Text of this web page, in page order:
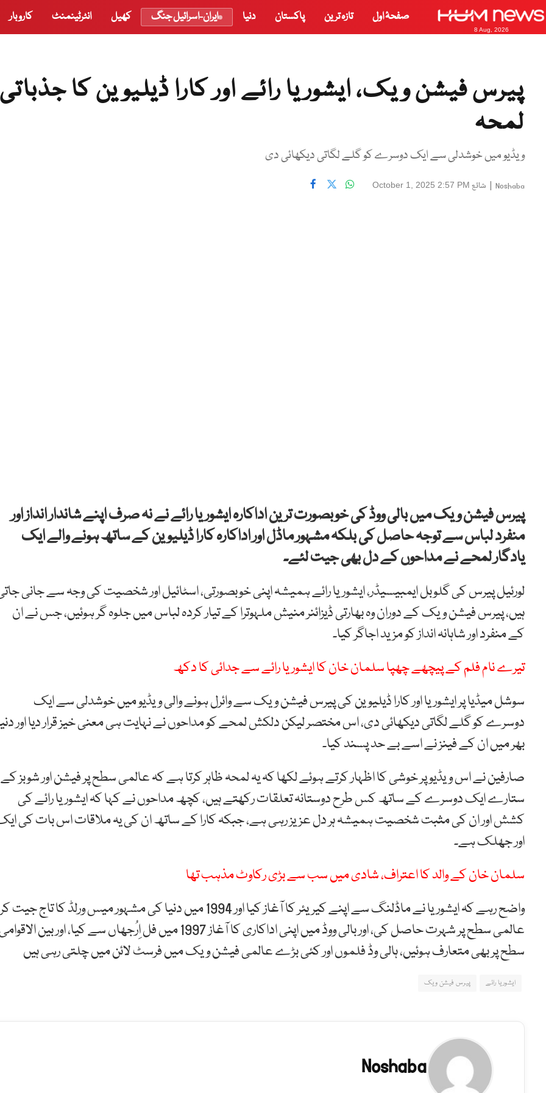
8 Aug, 2026
صفحۂ اول تازہ ترین پاکستان دنیا ایران-اسرائیل جنگ کھیل انٹرٹینمنٹ کاروبار
پیرس فیشن ویک، ایشوریا رائے اور کارا ڈیلیوین کا جذباتی
لمحہ
ویڈیو میں خوشدلی سے ایک دوسرے کو گلے لگاتی دیکھائی دی
Noshaba
| شائع October 1, 2025 2:57 PM
پیرس فیشن ویک میں بالی ووڈ کی خوبصورت ترین اداکارہ ایشوریا رائے نے نہ صرف اپنے شاندار انداز اور
منفرد لباس سے توجہ حاصل کی بلکہ مشہور ماڈل اور اداکارہ کارا ڈیلیوین کے ساتھ ہونے والے ایک
یادگار لمحے نے مداحوں کے دل بھی جیت لئے۔
لورئیل پیرس کی گلوبل ایمبیسیڈر، ایشوریا رائے ہمیشہ اپنی خوبصورتی، اسٹائیل اور شخصیت کی وجہ سے جانی
ہیں، پیرس فیشن ویک کے دوران وہ بھارتی ڈیزائنر منیش ملہوترا کے تیار کردہ لباس میں جلوہ گر ہوئیں، جس نے ان
کے منفرد اور شاہانہ انداز کو مزید اجاگر کیا۔
تیرے نام فلم کے پیچھے چھپا سلمان خان کا ایشوریا رائے سے جدائی کا دکھ
سوشل میڈیا پر ایشوریا اور کارا ڈیلیوین کی پیرس فیشن ویک سے وائرل ہونے والی ویڈیو میں خوشدلی سے ایک
دوسرے کو گلے لگاتی دیکھائی دی، اس مختصر لیکن دلکش لمحے کو مداحوں نے نہایت ہی معنی خیز قرار دیا اور
بھر میں ان کے فینز نے اسے بے حد پسند کیا۔
صارفین نے اس ویڈیو پر خوشی کا اظہار کرتے ہوئے لکھا کہ یہ لمحہ ظاہر کرتا ہے کہ عالمی سطح پر فیشن اور شوبز کے
ستارے ایک دوسرے کے ساتھ کس طرح دوستانہ تعلقات رکھتے ہیں، کچھ مداحوں نے کہا کہ ایشوریا رائے کی
کشش اور ان کی مثبت شخصیت ہمیشہ ہر دل عزیز رہی ہے، جبکہ کارا کے ساتھ ان کی یہ ملاقات اس بات کی
اور جھلک ہے۔
سلمان خان کے والد کا اعتراف، شادی میں سب سے بڑی رکاوٹ مذہب تھا
واضح رہے کہ ایشوریا نے ماڈلنگ سے اپنے کیریئر کا آغاز کیا اور 1994 میں دنیا کی مشہور میس ورلڈ کا تاج جیت کر
عالمی سطح پر شہرت حاصل کی، اور بالی ووڈ میں اپنی اداکاری کا آغاز 1997 میں فل اِرُجھاں سے کیا، اور بین
سطح پر بھی متعارف ہوئیں، ہالی وڈ فلموں اور کئی بڑے عالمی فیشن ویک میں فرسٹ لائن میں چلتی رہی ہیں
ایشوریا رائے پیرس فیشن ویک
Noshaba